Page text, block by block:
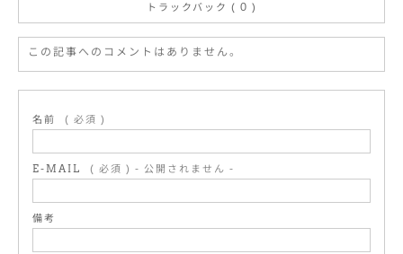
トラックバック ( 0 )
この記事へのコメントはありません。
名前 ( 必須 )
E-MAIL ( 必須 ) - 公開されません -
備考